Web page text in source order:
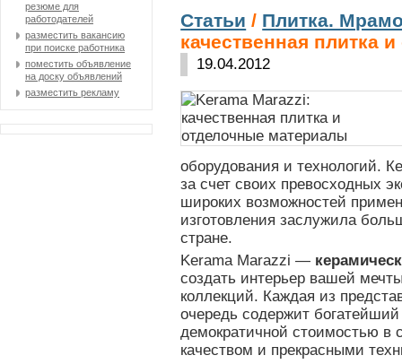
резюме для
работодателей
разместить вакансию
при поиске работника
поместить объявление
на доску объявлений
разместить рекламу
Статьи / Плитка.
качественная плитка
19.04.2012
оборудования и технологий.
за счет своих превосходных
широких возможностей
изготовления заслужила
стране.
Kerama Marazzi —
создать интерьер вашей
коллекций. Каждая из
очередь содержит
демократичной стоимостью в
качеством и прекрасными